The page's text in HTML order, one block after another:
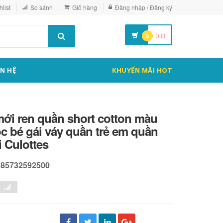
So sánh Giỏ hàng Đăng nhập / Đăng ký
0 0 Đ
HỆ KHUYẾN MÃI HOT
ren quần short cotton màu
bé gái váy quần trẻ em quần
Culottes